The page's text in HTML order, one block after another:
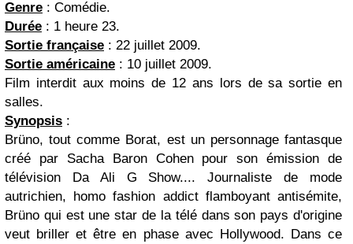
Genre : Comédie.
Durée : 1 heure 23.
Sortie française : 22 juillet 2009.
Sortie américaine : 10 juillet 2009.
Film interdit aux moins de 12 ans lors de sa sortie en
salles.
Synopsis :
Brüno, tout comme Borat, est un personnage fantasque
créé par Sacha Baron Cohen pour son émission de
télévision Da Ali G Show.... Journaliste de mode
autrichien, homo fashion addict flamboyant antisémite,
Brüno qui est une star de la télé dans son pays d'origine
veut briller et être en phase avec Hollywood. Dans ce